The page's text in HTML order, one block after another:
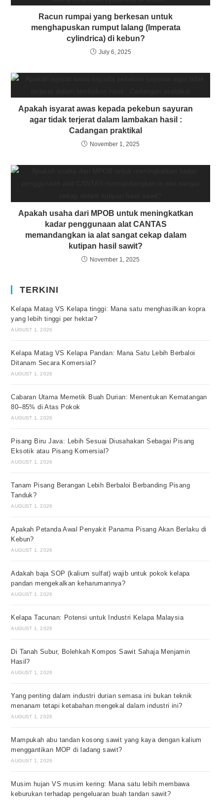
Racun rumpai yang berkesan untuk
menghapuskan rumput lalang (Imperata
cylindrica) di kebun?
July 6, 2025
Apakah isyarat awas kepada pekebun sayuran
agar tidak terjerat dalam lambakan hasil :
Cadangan praktikal
November 1, 2025
Apakah usaha dari MPOB untuk meningkatkan
kadar penggunaan alat CANTAS
memandangkan ia alat sangat cekap dalam
kutipan hasil sawit?
November 1, 2025
TERKINI
Kelapa Matag VS Kelapa tinggi: Mana satu menghasilkan kopra
yang lebih tinggi per hektar?
AUGUST 1, 2026
Kelapa Matag VS Kelapa Pandan: Mana Satu Lebih Berbaloi
Ditanam Secara Komersial?
AUGUST 1, 2026
Cabaran Utama Memetik Buah Durian: Menentukan Kematangan
80–85% di Atas Pokok
AUGUST 1, 2026
Pisang Biru Java: Lebih Sesuai Diusahakan Sebagai Pisang
Eksotik atau Pisang Komersial?
AUGUST 1, 2026
Tanam Pisang Berangan Lebih Berbaloi Berbanding Pisang
Tanduk?
AUGUST 1, 2026
Apakah Petanda Awal Penyakit Panama Pisang Akan Berlaku di
Kebun?
AUGUST 1, 2026
Adakah baja SOP (kalium sulfat) wajib untuk pokok kelapa
pandan mengekalkan keharumannya?
AUGUST 1, 2026
Kelapa Tacunan: Potensi untuk Industri Kelapa Malaysia
AUGUST 1, 2026
Di Tanah Subur, Bolehkah Kompos Sawit Sahaja Menjamin
Hasil?
AUGUST 1, 2026
Yang penting dalam industri durian semasa ini bukan teknik
menanam tetapi ketabahan mengekal dalam industri ini?
AUGUST 1, 2026
Mampukah abu tandan kosong sawit yang kaya dengan kalium
menggantikan MOP di ladang sawit?
AUGUST 1, 2026
Musim hujan VS musim kering: Mana satu lebih membawa
keburukan terhadap pengeluaran buah tandan sawit?